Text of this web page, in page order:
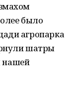
было
агропарка
шатры
нашей